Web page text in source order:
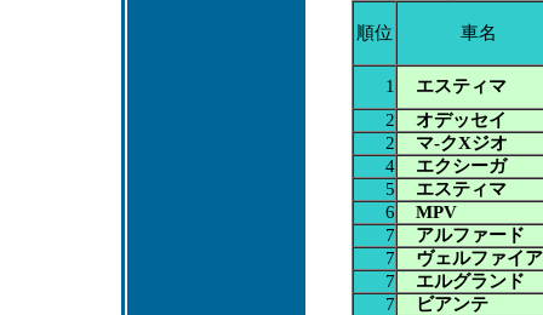
順位 車名
1
エスティマ
2
オデッセイ
2
マ-クXジオ
4
エクシーガ
5
エスティマ
6
MPV
7
アルファード
7
ヴェルファイア
7
エルグランド
7
ビアンテ